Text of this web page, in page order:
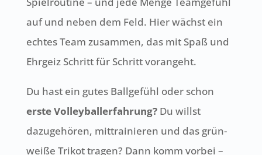
auf und neben dem Feld. Hier wächst ein
echtes Team zusammen, das mit Spaß und
Ehrgeiz Schritt für Schritt vorangeht.
Du hast ein gutes Ballgefühl oder schon
erste Volleyballerfahrung?Du willst
dazugehören, mittrainieren und das grün-
weiße Trikot tragen? Dann komm vorbei –